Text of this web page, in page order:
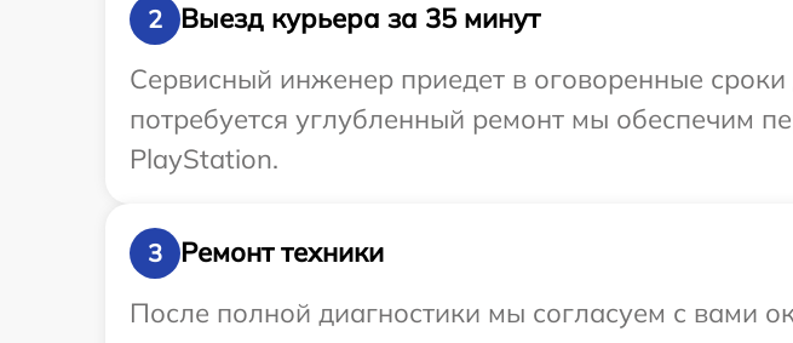
2
Выезд курьера за 35 минут
Сервисный инженер приедет в оговоренные
потребуется углубленный ремонт мы обеспечим
PlayStation.
3
Ремонт техники
После полной диагностики мы согласуем с вами